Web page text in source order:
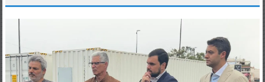
Inseln